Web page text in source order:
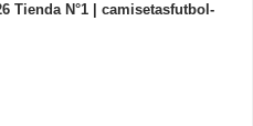
Tienda N°1 | camisetasfutbol-